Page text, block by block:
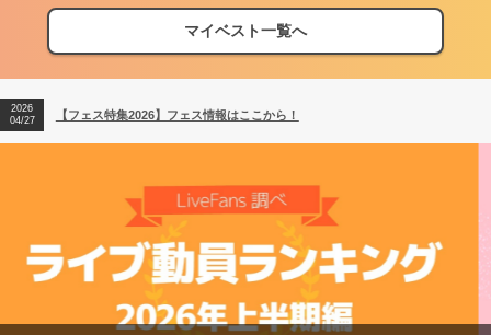
マイベスト一覧へ
【フェス特集2026】フェス情報はここから！
【ライブ動員ランキング】2026年上半期編発表！
2026
04/27
【フェス特集2026】フェス情報はここから！
2026